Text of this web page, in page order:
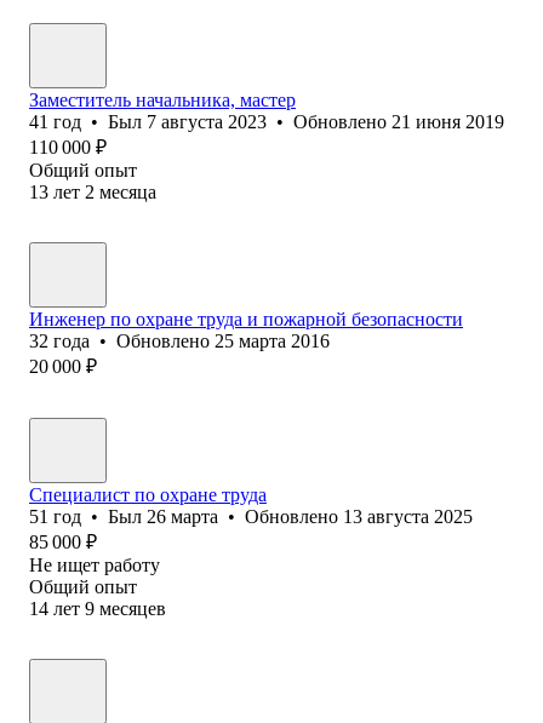
Заместитель начальника, мастер
41 год • Был 7 августа 2023 • Обновлено 21 июня 2019
110 000 ₽
Общий опыт
13 лет 2 месяца
Инженер по охране труда и пожарной безопасности
32 года • Обновлено 25 марта 2016
20 000 ₽
Специалист по охране труда
51 год • Был 26 марта • Обновлено 13 августа 2025
85 000 ₽
Не ищет работу
Общий опыт
14 лет 9 месяцев